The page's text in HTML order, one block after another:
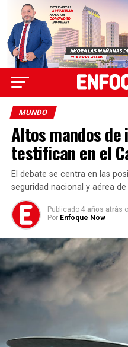
MUNDO
Altos mandos
testifican en el
El debate se centra en las
seguridad nacional y aérea de
Publicado 4 años atrás
Por Enfoque Now